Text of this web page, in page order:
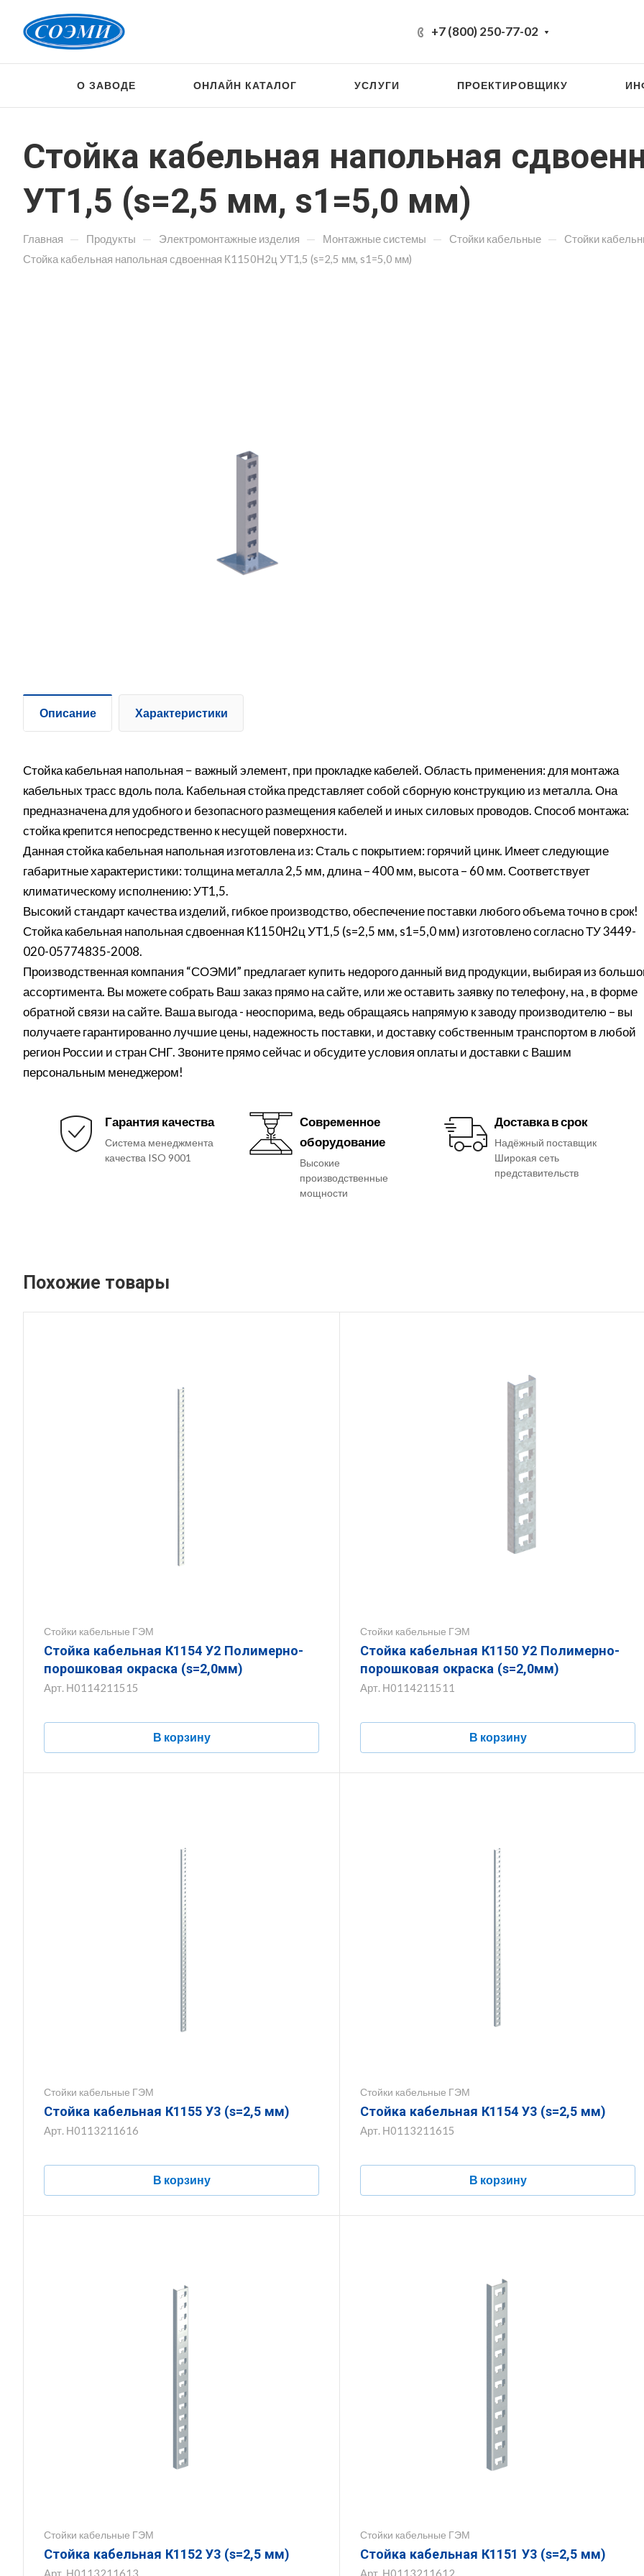
+7 (800) 250-77-02
О ЗАВОДЕ ОНЛАЙН КАТАЛОГ УСЛУГИ ПРОЕКТИРОВЩИКУ
Стойка кабельная напольная
УТ1,5 (s=2,5 мм, s1=5,0 мм)
Главная — Продукты — Электромонтажные изделия — Монтажные системы — Стойки кабельные —
Стойки
Стойка кабельная напольная сдвоенная К1150Н2ц УТ1,5 (s=2,5 мм, s1=5,0 мм)
Описание Характеристики
Стойка кабельная напольная − важный элемент, при прокладке кабелей. Область применения: для монтажа
кабельных трасс вдоль пола. Кабельная стойка представляет собой сборную конструкцию из металла. Она
предназначена для удобного и безопасного размещения кабелей и иных силовых проводов. Способ монтажа:
стойка крепится непосредственно к несущей поверхности.
Данная стойка кабельная напольная изготовлена из: Сталь с покрытием: горячий цинк. Имеет следующие
габаритные характеристики: толщина металла 2,5 мм, длина – 400 мм, высота – 60 мм. Соответствует
климатическому исполнению: УТ1,5.
Высокий стандарт качества изделий, гибкое производство, обеспечение поставки любого объема точно в срок!
Стойка кабельная напольная сдвоенная К1150Н2ц УТ1,5 (s=2,5 мм, s1=5,0 мм) изготовлено согласно ТУ 3449-
020-05774835-2008.
Производственная компания “СОЭМИ” предлагает купить недорого данный вид продукции, выбирая из
ассортимента. Вы можете собрать Ваш заказ прямо на сайте, или же оставить заявку по телефону, на , в форме
обратной связи на сайте. Ваша выгода - неоспорима, ведь обращаясь напрямую к заводу производителю – вы
получаете гарантированно лучшие цены, надежность поставки, и доставку собственным транспортом в любой
регион России и стран СНГ. Звоните прямо сейчас и обсудите условия оплаты и доставки с Вашим
персональным менеджером!
Гарантия качества
Система менеджмента
качества ISO 9001
Современное
оборудование
Высокие
производственные
мощности
Доставка в срок
Надёжный поставщик
Широкая сеть
представительств
Похожие товары
Стойки кабельные ГЭМ
Стойка кабельная К1154 У2 Полимерно-
порошковая окраска (s=2,0мм)
Арт. Н0114211515
В корзину
Стойки кабельные ГЭМ
Стойка кабельная К1150 У2 Полимерно-
порошковая окраска (s=2,0мм)
Арт. Н0114211511
В корзину
Стойки кабельные ГЭМ
Стойка кабельная К1155 У3 (s=2,5 мм)
Арт. Н0113211616
В корзину
Стойки кабельные ГЭМ
Стойка кабельная К1154 У3 (s=2,5 мм)
Арт. Н0113211615
В корзину
Стойки кабельные ГЭМ
Стойка кабельная К1152 У3 (s=2,5 мм)
Арт. Н0113211613
Стойки кабельные ГЭМ
Стойка кабельная К1151 У3 (s=2,5 мм)
Арт. Н0113211612